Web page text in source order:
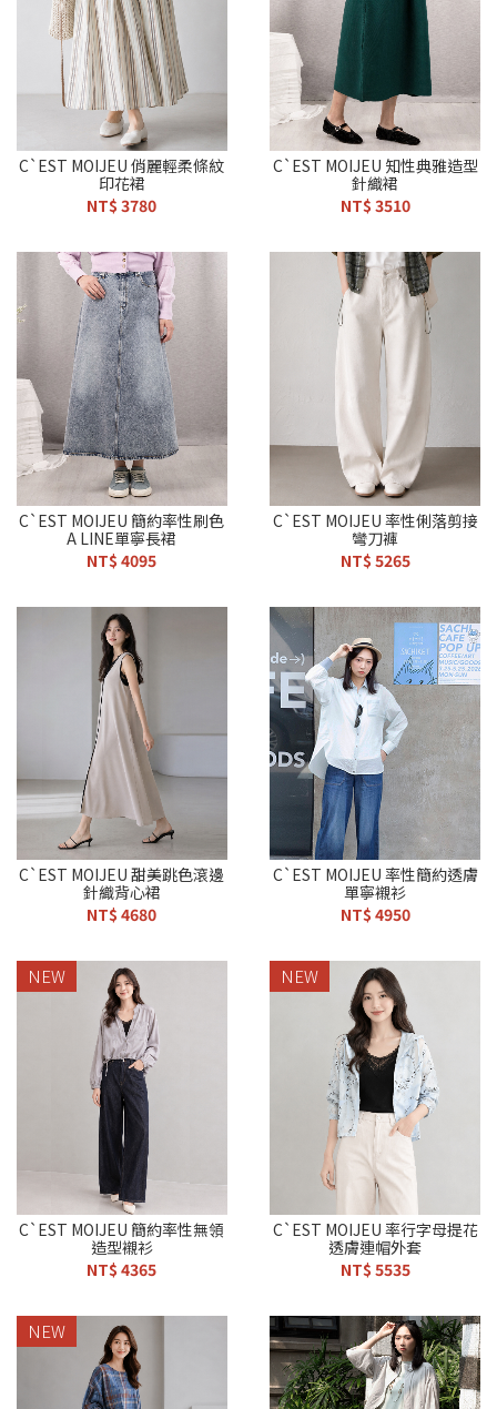
C`EST MOIJEU 俏麗輕柔條紋
印花裙
NT$ 3780
C`EST MOIJEU 知性典雅造型
針織裙
NT$ 3510
C`EST MOIJEU 簡約率性刷色
A LINE單寧長裙
NT$ 4095
C`EST MOIJEU 率性俐落剪接
彎刀褲
NT$ 5265
C`EST MOIJEU 甜美跳色滾邊
針織背心裙
NT$ 4680
C`EST MOIJEU 率性簡約透膚
單寧襯衫
NT$ 4950
NEW
C`EST MOIJEU 簡約率性無領
造型襯衫
NT$ 4365
NEW
C`EST MOIJEU 率行字母提花
透膚連帽外套
NT$ 5535
NEW